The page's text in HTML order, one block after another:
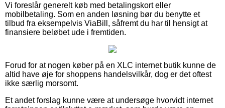
Vi foreslår generelt køb med betalingskort eller
mobilbetaling. Som en anden løsning bør du benytte et
tilbud fra eksempelvis ViaBill, såfremt du har til hensigt at
finansiere beløbet ude i fremtiden.
Forud for at nogen køber på en XLC internet butik kunne de
altid have øje for shoppens handelsvilkår, dog er det oftest
ikke særlig morsomt.
Et andet forslag kunne være at undersøge hvorvidt internet